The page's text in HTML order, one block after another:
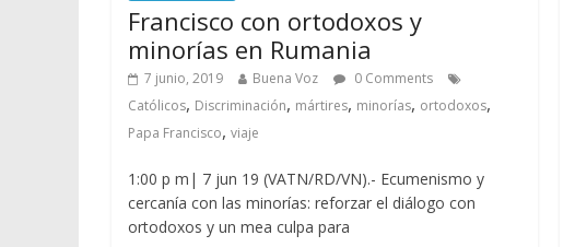
Francisco con ortodoxos y
minorías en Rumania
7 junio, 2019 Buena Voz
0 Comments
Católicos, Discriminación, mártires, minorías, ortodoxos,
Papa Francisco, viaje
1:00 p m| 7 jun 19 (VATN/RD/VN).- Ecumenismo y
cercanía con las minorías: reforzar el diálogo con
ortodoxos y un mea culpa para